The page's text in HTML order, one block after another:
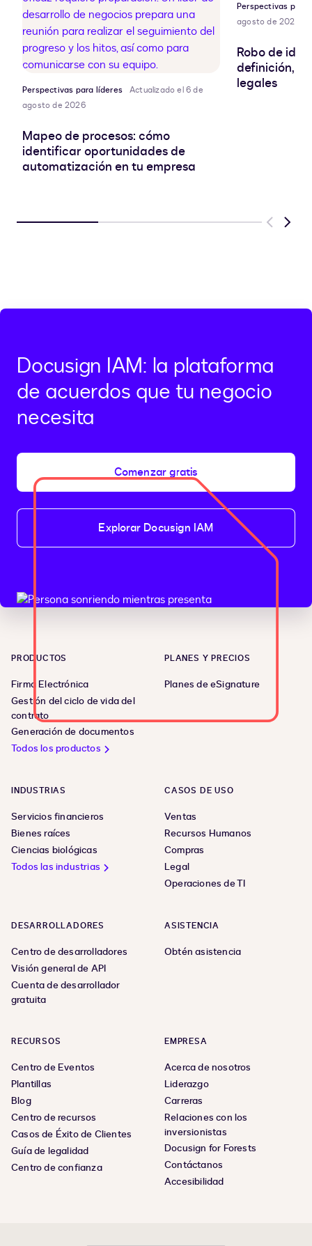
Perspectivas para líderes
Actualizado el 6 de
agosto de 2026
Mapeo de procesos: cómo
identificar oportunidades de
automatización en tu empresa
Perspectivas para
agosto de 2026
Robo de
definición,
legales
Previous
Next
Docusign IAM: la plataforma
de acuerdos que tu negocio
necesita
Comenzar gratis
Explorar Docusign IAM
PRODUCTOS
Firma Electrónica
Gestión del ciclo de vida del
contrato
Generación de documentos
Todos los productos
PLANES Y PRECIOS
Planes de eSignature
INDUSTRIAS
Servicios financieros
Bienes raíces
Ciencias biológicas
Todos las industrias
CASOS DE USO
Ventas
Recursos Humanos
Compras
Legal
Operaciones de TI
DESARROLLADORES
Centro de desarrolladores
Visión general de API
Cuenta de desarrollador
gratuita
ASISTENCIA
Obtén asistencia
RECURSOS
Centro de Eventos
Plantillas
Blog
Centro de recursos
Casos de Éxito de Clientes
Guía de legalidad
Centro de confianza
EMPRESA
Acerca de nosotros
Liderazgo
Carreras
Relaciones con los
inversionistas
Docusign for Forests
Contáctanos
Accesibilidad